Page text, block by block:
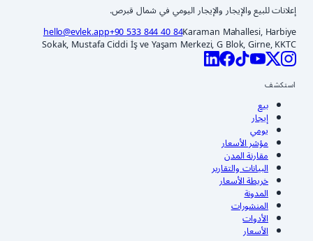
إعلانات للبيع والإيجار والإيجار اليومي في شمال قبرص.
hello@evlek.app+90 533 844 40 84Karaman Mahallesi, Harbiye
Sokak, Mustafa Ciddi İş ve Yaşam Merkezi, G Blok, Girne, KKTC
استكشف
بيع
إيجار
يومي
مؤشر الأسعار
مقارنة المدن
البيانات والتقارير
خريطة الأسعار
المدونة
المنشورات
الأدوات
الأسعار